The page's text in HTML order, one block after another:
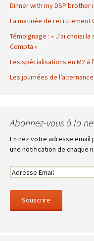
Dinner with my DSP brother
La matinée de recrutement
Témoignage : « J’ai choisi
Compta »
Les spécialisations en M2 à
Les journées de
Abonnez-vous à la
Entrez votre adresse email
une notification de chaque